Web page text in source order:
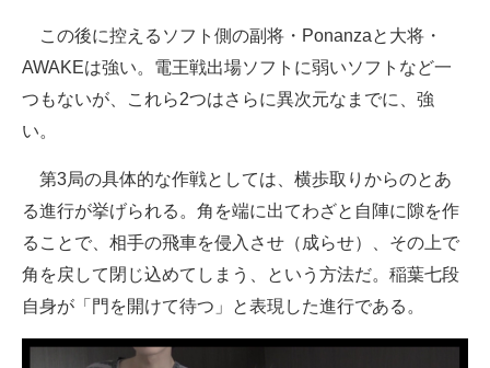
この後に控えるソフト側の副将・Ponanzaと大将・
AWAKEは強い。電王戦出場ソフトに弱いソフトなど一
つもないが、これら2つはさらに異次元なまでに、強
い。
第3局の具体的な作戦としては、横歩取りからのとあ
る進行が挙げられる。角を端に出てわざと自陣に隙を作
ることで、相手の飛車を侵入させ（成らせ）、その上で
角を戻して閉じ込めてしまう、という方法だ。稲葉七段
自身が「門を開けて待つ」と表現した進行である。